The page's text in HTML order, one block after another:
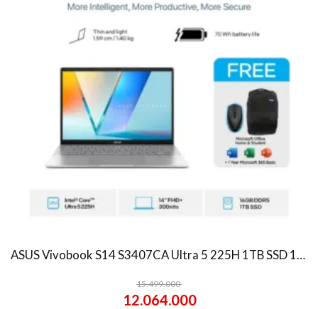
ASUS Vivobook S14 S3407CA Ultra 5 225H 1TB SSD 16GB WUXGA IPS Win11+OHS
15.499.000
12.064.000